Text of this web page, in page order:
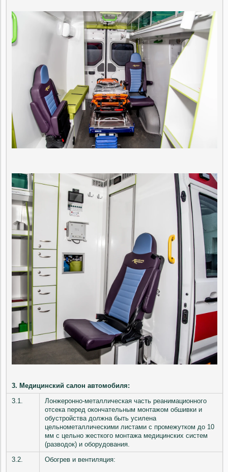
3. Медицинский салон автомобиля:
3.1.
Лонжеронно-металлическая часть реанимационного
отсека перед окончательным монтажом обшивки и
обустройства должна быть усилена
цельнометаллическими листами с промежутком до 10
мм с цельно жесткого монтажа медицинских систем
(разводок) и оборудования.
3.2.
Обогрев и вентиляция: